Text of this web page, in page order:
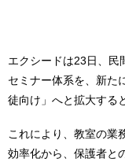
エクシードは23日、民
セミナー体系を、新た
徒向け」へと拡大する
これにより、教室の業
効率化から、保護者と